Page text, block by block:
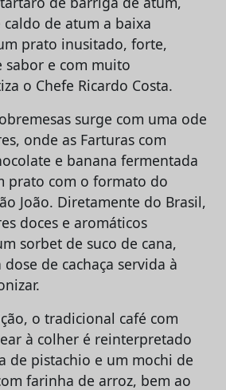
de atum a baixa
prato inusitado, forte,
sabor e com muito
o Chefe Ricardo Costa.
surge com uma ode
onde as Farturas com
e banana fermentada
prato com o formato do
João. Diretamente do Brasil,
doces e aromáticos
sorbet de suco de cana,
de cachaça servida à
o tradicional café com
à colher é reinterpretado
de pistachio e um mochi de
farinha de arroz, bem ao